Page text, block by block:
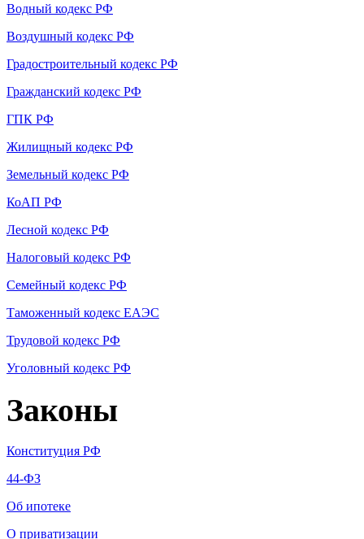
Водный кодекс РФ
Воздушный кодекс РФ
Градостроительный кодекс РФ
Гражданский кодекс РФ
ГПК РФ
Жилищный кодекс РФ
Земельный кодекс РФ
КоАП РФ
Лесной кодекс РФ
Налоговый кодекс РФ
Семейный кодекс РФ
Таможенный кодекс ЕАЭС
Трудовой кодекс РФ
Уголовный кодекс РФ
Законы
Конституция РФ
44-ФЗ
Об ипотеке
О приватизации